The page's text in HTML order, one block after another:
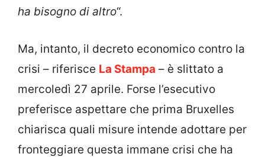
ha bisogno di altro“.
Ma, intanto, il decreto economico contro la
crisi – riferisce La Stampa – è slittato a
mercoledì 27 aprile. Forse l’esecutivo
preferisce aspettare che prima Bruxelles
chiarisca quali misure intende adottare per
fronteggiare questa immane crisi che ha